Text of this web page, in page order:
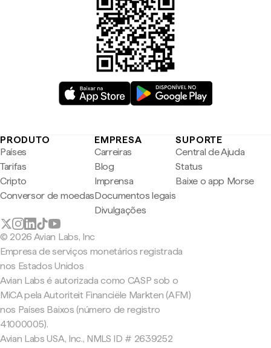
PRODUTO
Países
Tarifas
Cripto
Conversor de moedas
EMPRESA
Carreiras
Blog
Imprensa
Documentos legais
Divulgações
SUPORTE
Central de Ajuda
Status
Baixe o app Morse
© 2026 Avian Labs, Inc
Empresa de serviços monetários registrada
nos Estados Unidos
Avian Labs é autorizada como CASP sob o
MiCA pela Autoriteit Financiële Markten (AFM)
nos Países Baixos (número de registro
41000005).
Avian Labs USA, Inc., NMLS ID # 2639252